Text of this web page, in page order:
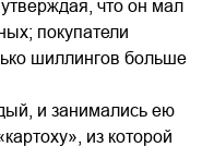
что он мал
покупатели
шиллингов больше
и занимались ею
из которой